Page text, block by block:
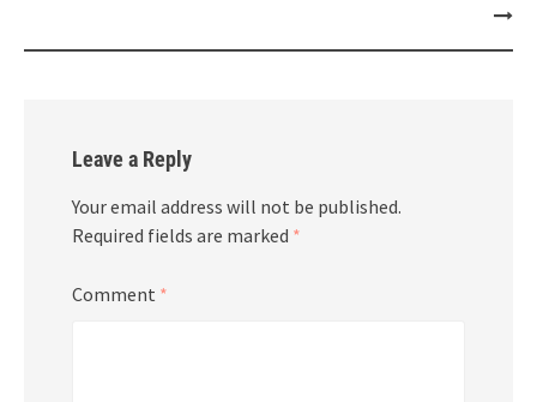
Leave a Reply
Your email address will not be published.
Required fields are marked *
Comment *